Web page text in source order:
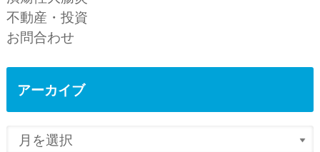
不動産・投資
お問合わせ
アーカイブ